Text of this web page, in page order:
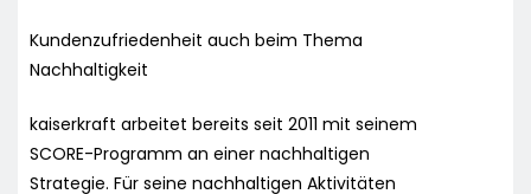
Kundenzufriedenheit auch beim Thema
Nachhaltigkeit
kaiserkraft arbeitet bereits seit 2011 mit seinem
SCORE-Programm an einer nachhaltigen
Strategie. Für seine nachhaltigen Aktivitäten